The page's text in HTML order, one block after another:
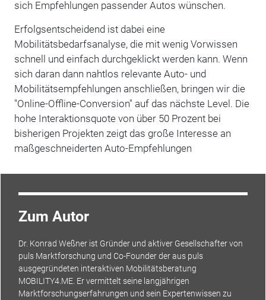
sich Empfehlungen passender Autos wünschen.
Erfolgsentscheidend ist dabei eine
Mobilitätsbedarfsanalyse, die mit wenig Vorwissen
schnell und einfach durchgeklickt werden kann. Wenn
sich daran dann nahtlos relevante Auto- und
Mobilitätsempfehlungen anschließen, bringen wir die
"Online-Offline-Conversion" auf das nächste Level. Die
hohe Interaktionsquote von über 50 Prozent bei
bisherigen Projekten zeigt das große Interesse an
maßgeschneiderten Auto-Empfehlungen
Zum Autor
Dr. Konrad Weßner ist Gründer und aktiver Gesellschafter von
puls Marktforschung und Co-Founder der aus puls
ausgegründeten interaktiven Mobilitätsberatung
MOBILITY4.ME. Er vermittelt seine langjährigen
Marktforschungserfahrungen und sein Expertenwissen zu